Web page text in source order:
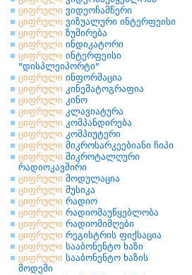
ციფრული ვიდეოჩამწერი
ციფრული ვიზუალური ინტერფეისი
ციფრული ზუმირება
ციფრული ინდიკატორი
ციფრული ინტერფეისი
"დისპლეიპორტი"
ციფრული ინფორმაცია
ციფრული კინემატოგრაფია
ციფრული კინო
ციფრული კლავიატურა
ციფრული კომპანდირება
ციფრული კომპიუტერი
ციფრული მიკროსარკეებიანი ჩიპი
ციფრული მიკროტალღური
რადიოკავშირი
ციფრული მოდულაცია
ციფრული მუსიკა
ციფრული რადიო
ციფრული რადიომაუწყებლობა
ციფრული რადიომიმღები
ციფრული რეგისტრის ფიქსაცია
ციფრული სააბონენტო ხაზი
ციფრული სააბონენტო ხაზის
მოდემი